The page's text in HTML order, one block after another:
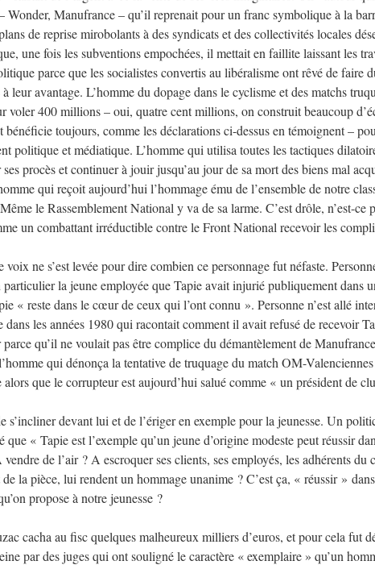
Wonder, Manufrance – qu’il reprenait pour un franc symbolique à la
de reprise mirobolants à des syndicats et des collectivités locales
une fois les subventions empochées, il mettait en faillite laissant les
parce que les socialistes convertis au libéralisme ont rêvé de faire
leur avantage. L’homme du dopage dans le cyclisme et des matchs
voler 400 millions – oui, quatre cent millions, on construit beaucoup
bénéficie toujours, comme les déclarations ci-dessus en témoignent –
politique et médiatique. L’homme qui utilisa toutes les tactiques
procès et continuer à jouir jusqu’au jour de sa mort des biens mal
qui reçoit aujourd’hui l’hommage ému de l’ensemble de notre
le Rassemblement National y va de sa larme. C’est drôle, n’est-ce
un combattant irréductible contre le Front National recevoir les
voix ne s’est levée pour dire combien ce personnage fut néfaste.
la jeune employée que Tapie avait injurié publiquement dans
« reste dans le cœur de ceux qui l’ont connu ». Personne n’est allé
dans les années 1980 qui racontait comment il avait refusé de recevoir
qu’il ne voulait pas être complice du démantèlement de
qui dénonça la tentative de truquage du match OM-
alors que le corrupteur est aujourd’hui salué comme « un président de
s’incliner devant lui et de l’ériger en exemple pour la jeunesse. Un
que « Tapie est l’exemple qu’un jeune d’origine modeste peut réussir
de l’air ? A escroquer ses clients, ses employés, les adhérents
la pièce, lui rendent un hommage unanime ? C’est ça, « réussir »
propose à notre jeunesse ?
cacha au fisc quelques malheureux milliers d’euros, et pour cela fut
par des juges qui ont souligné le caractère « exemplaire » qu’un